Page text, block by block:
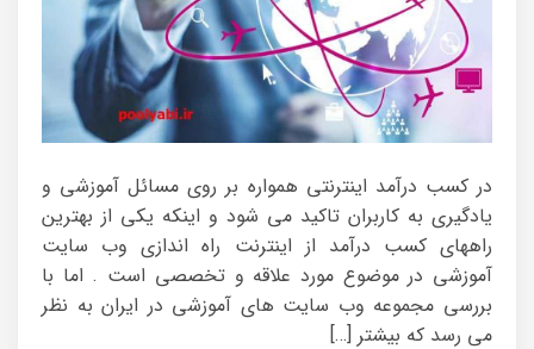
در کسب درآمد اینترنتی همواره بر روی مسائل آموزشی و
یادگیری به کاربران تاکید می شود و اینکه یکی از بهترین
راههای کسب درآمد از اینترنت راه اندازی وب سایت
آموزشی در موضوع مورد علاقه و تخصصی است . اما با
بررسی مجموعه وب سایت های آموزشی در ایران به نظر
می رسد که بیشتر […]